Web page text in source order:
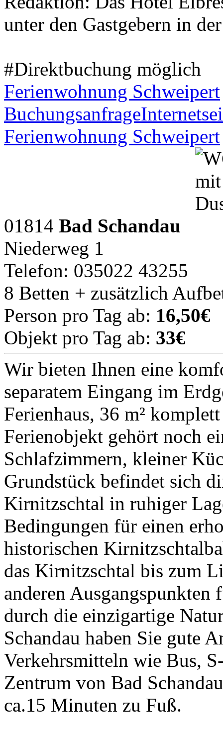
unter den Gastgebern in
#Direktbuchung möglich
Ferienwohnung Schweipert
Buchungsanfrage
Ferienwohnung Schweipert
01814 Bad Schandau
Niederweg 1
Telefon: 035022 43255
8 Betten + zusätzlich
Person pro Tag ab: 16,50€
Objekt pro Tag ab: 33€
Wir bieten Ihnen eine
separatem Eingang im
Ferienhaus, 36 m²
Ferienobjekt gehört noch
Schlafzimmern, kleiner
Grundstück befindet sich
Kirnitzschtal in ruhiger
Bedingungen für einen
historischen
das Kirnitzschtal bis zum
anderen Ausgangspunkten
durch die einzigartige
Schandau haben Sie gute
Verkehrsmitteln wie Bus,
Zentrum von Bad
ca.15 Minuten zu Fuß.